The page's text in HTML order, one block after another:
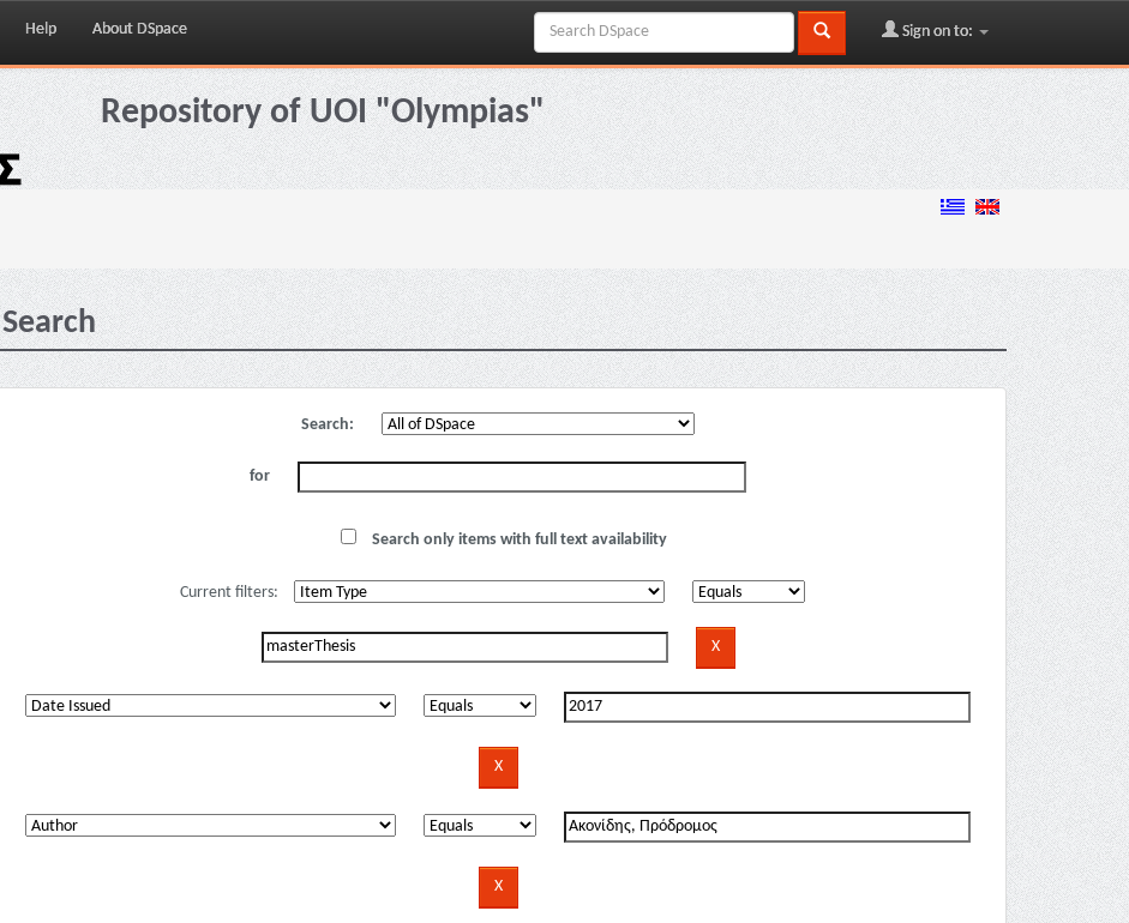
Help About DSpace Sign on to:
Repository of UOI "Olympias"
Search
Search:
for
Search only items with full text availability
Current filters: